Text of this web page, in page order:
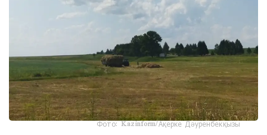
Фото: Kazinform/Ақерке Дәуренбекқызы